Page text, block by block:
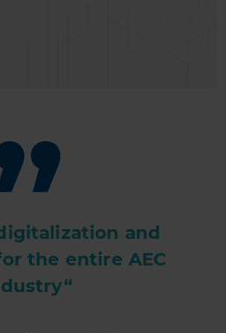
and
the entire AEC